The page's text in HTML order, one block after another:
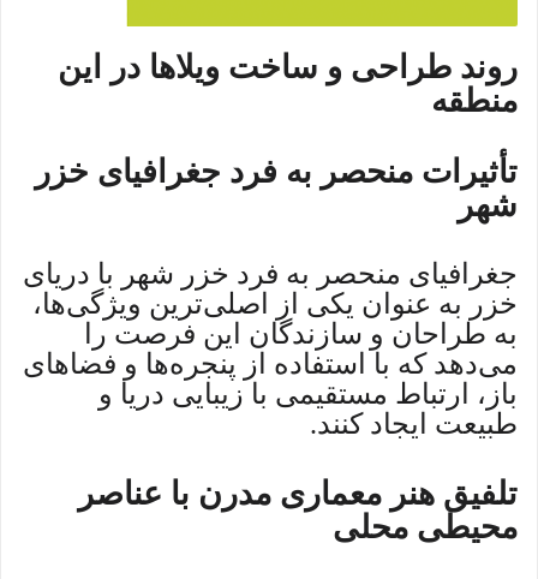
روند طراحی و ساخت ویلاها در این
منطقه
تأثیرات منحصر به فرد جغرافیای خزر
شهر
جغرافیای منحصر به فرد خزر شهر با دریای
خزر به عنوان یکی از اصلی‌ترین ویژگی‌ها،
به طراحان و سازندگان این فرصت را
می‌دهد که با استفاده از پنجره‌ها و فضاهای
باز، ارتباط مستقیمی با زیبایی دریا و
طبیعت ایجاد کنند.
تلفیق هنر معماری مدرن با عناصر
محیطی محلی